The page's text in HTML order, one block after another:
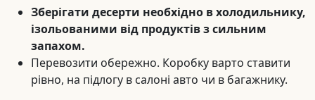
Зберігати десерти необхідно в холодильнику,
ізольованими від продуктів з сильним
запахом.
Перевозити обережно. Коробку варто ставити
рівно, на підлогу в салоні авто чи в багажнику.